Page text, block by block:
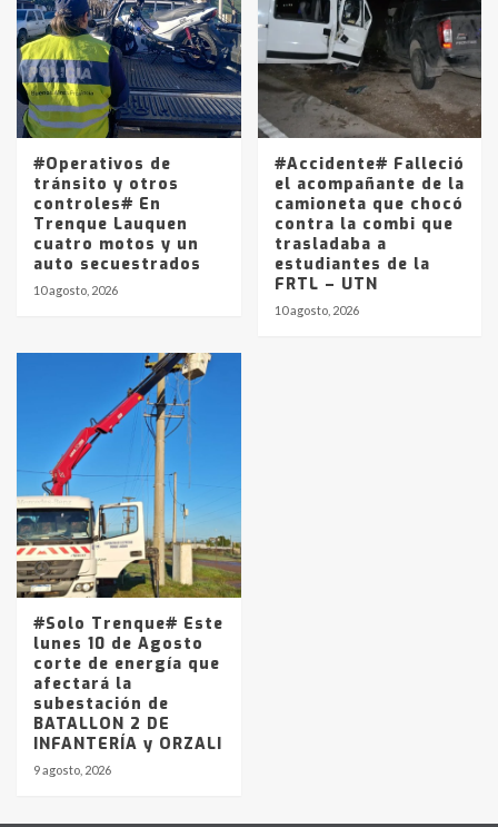
#Operativos de
tránsito y otros
controles# En
Trenque Lauquen
cuatro motos y un
auto secuestrados
10 agosto, 2026
#Accidente# Falleció
el acompañante de la
camioneta que chocó
contra la combi que
trasladaba a
estudiantes de la
FRTL – UTN
10 agosto, 2026
#Solo Trenque# Este
lunes 10 de Agosto
corte de energía que
afectará la
subestación de
BATALLON 2 DE
INFANTERÍA y ORZALI
9 agosto, 2026